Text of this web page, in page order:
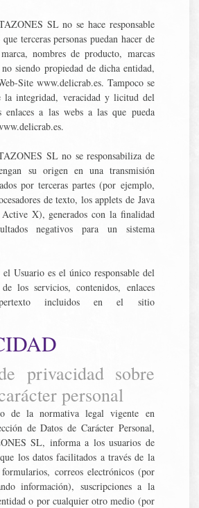
SL no se hace responsable
terceras personas puedan hacer de
nombres de producto, marcas
siendo propiedad de dicha entidad,
Site www.delicrab.es. Tampoco se
la integridad, veracidad y licitud del
enlaces a las webs a las que pueda
SL no se responsabiliza de
su origen en una transmisión
por terceras partes (por ejemplo,
de texto, los applets de Java
X), generados con la finalidad
negativos para un sistema
Usuario es el único responsable del
los servicios, contenidos, enlaces
incluidos en el sitio
privacidad sobre
personal
de la normativa legal vigente en
de Datos de Carácter Personal,
SL, informa a los usuarios de
los datos facilitados a través de la
correos electrónicos (por
información), suscripciones a la
o por cualquier otro medio (por